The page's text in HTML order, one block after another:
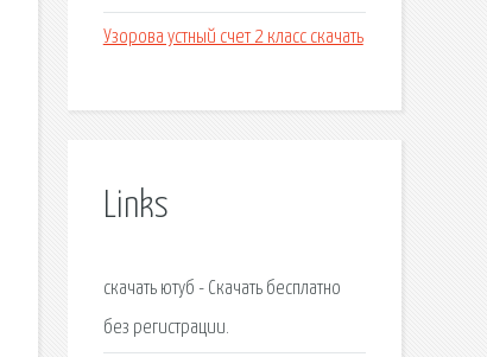
Узорова устный счет 2 класс скачать
Links
скачать ютуб - Скачать бесплатно
без регистрации.